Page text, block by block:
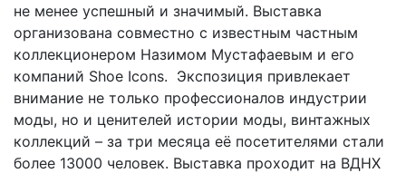
не менее успешный и значимый. Выставка
организована совместно с известным частным
коллекционером Назимом Мустафаевым и его
компаний Shoe Icons. Экспозиция привлекает
внимание не только профессионалов индустрии
моды, но и ценителей истории моды, винтажных
коллекций – за три месяца её посетителями стали
более 13000 человек. Выставка проходит на ВДНХ